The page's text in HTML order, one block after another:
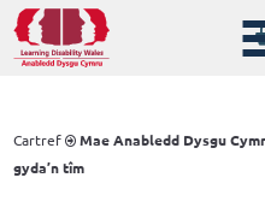
Cartref
Mae Anabledd Dysgu
gyda’n tîm